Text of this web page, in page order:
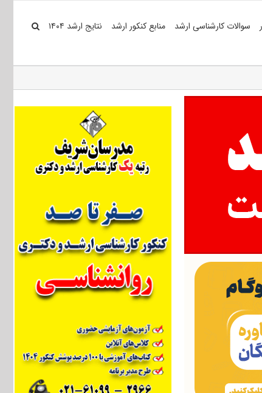
سوالات کارشناسی ارشد منابع کنکور ارشد نتایج ارشد ۱۴۰۴